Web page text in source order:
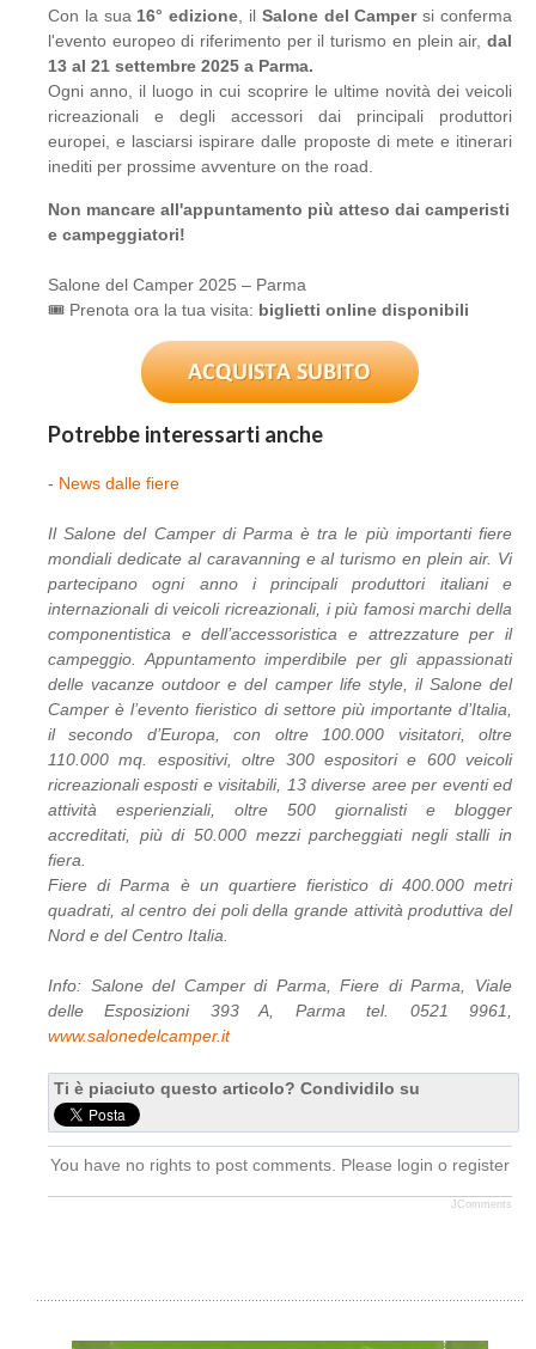
Con la sua 16° edizione , il Salone del Campersi conferma
l'evento europeo di riferimento per il turismo en plein air, dal
13 al 21 settembre 2025 a Parma.
Ogni anno, il luogo in cui scoprire le ultime novità dei veicoli
ricreazionali e degli accessori dai principali produttori
europei, e lasciarsi ispirare dalle proposte di mete e itinerari
inediti per prossime avventure on the road.
Non mancare all'appuntamento più atteso dai camperisti
e campeggiatori!
Salone del Camper 2025 – Parma
🎟️ Prenota ora la tua visita: biglietti online disponibili
Potrebbe interessarti anche
- News dalle fiere
Il Salone del Camper di Parma è tra le più importanti fiere
mondiali dedicate al caravanning e al turismo en plein air. Vi
partecipano ogni anno i principali produttori italiani e
internazionali di veicoli ricreazionali, i più famosi marchi della
componentistica e dell’accessoristica e attrezzature per il
campeggio. Appuntamento imperdibile per gli appassionati
delle vacanze outdoor e del camper life style, il Salone del
Camper è l’evento fieristico di settore più importante d’Italia,
il secondo d’Europa, con oltre 100.000 visitatori, oltre
110.000 mq. espositivi, oltre 300 espositori e 600 veicoli
ricreazionali esposti e visitabili, 13 diverse aree per eventi ed
attività esperienziali, oltre 500 giornalisti e blogger
accreditati, più di 50.000 mezzi parcheggiati negli stalli in
fiera.
Fiere di Parma è un quartiere fieristico di 400.000 metri
quadrati, al centro dei poli della grande attività produttiva del
Nord e del Centro Italia.
Info: Salone del Camper di Parma, Fiere di Parma, Viale
delle Esposizioni 393 A, Parma tel. 0521 9961,
www.salonedelcamper.it
Ti è piaciuto questo articolo? Condividilo su
You have no rights to post comments. Please login o register
JComments